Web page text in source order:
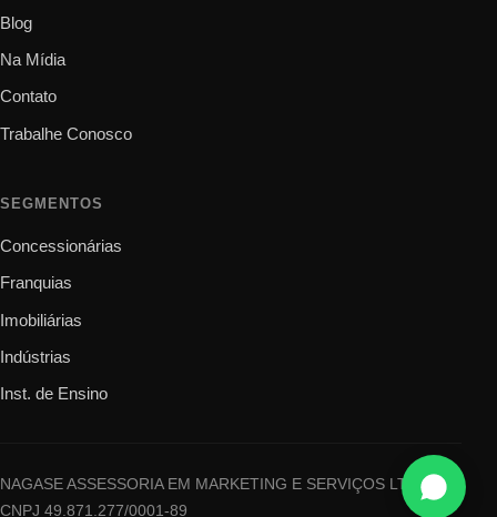
Blog
Na Mídia
Contato
Trabalhe Conosco
SEGMENTOS
Concessionárias
Franquias
Imobiliárias
Indústrias
Inst. de Ensino
NAGASE ASSESSORIA EM MARKETING E SERVIÇOS LTDA ·
CNPJ 49.871.277/0001-89